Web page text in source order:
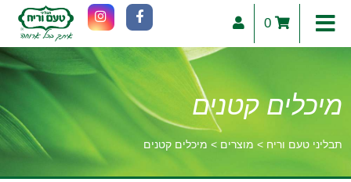
0
מיכלים קטנים
תבליני טעם וריח > מוצרים > מיכלים קטנים